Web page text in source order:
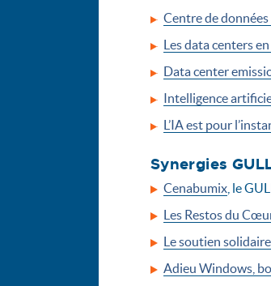
Centre de
Les data centers
Data center
Intelligence
L’IA est pour
Synergies
Cenabumix, le
Les Restos du
Le soutien
Adieu Windows,